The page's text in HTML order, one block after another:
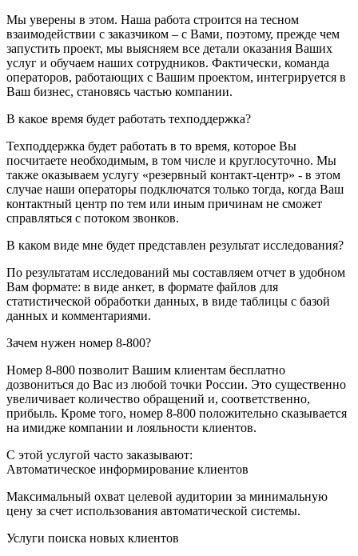
Мы уверены в этом. Наша работа строится на тесном
взаимодействии с заказчиком – с Вами, поэтому, прежде чем
запустить проект, мы выясняем все детали оказания Ваших
услуг и обучаем наших сотрудников. Фактически, команда
операторов, работающих с Вашим проектом, интегрируется в
Ваш бизнес, становясь частью компании.
В какое время будет работать техподдержка?
Техподдержка будет работать в то время, которое Вы
посчитаете необходимым, в том числе и круглосуточно. Мы
также оказываем услугу «резервный контакт-центр» - в этом
случае наши операторы подключатся только тогда, когда Ваш
контактный центр по тем или иным причинам не сможет
справляться с потоком звонков.
В каком виде мне будет представлен результат исследования?
По результатам исследований мы составляем отчет в удобном
Вам формате: в виде анкет, в формате файлов для
статистической обработки данных, в виде таблицы с базой
данных и комментариями.
Зачем нужен номер 8-800?
Номер 8-800 позволит Вашим клиентам бесплатно
дозвониться до Вас из любой точки России. Это существенно
увеличивает количество обращений и, соответственно,
прибыль. Кроме того, номер 8-800 положительно сказывается
на имидже компании и лояльности клиентов.
С этой услугой часто заказывают:
Автоматическое информирование клиентов
Максимальный охват целевой аудитории за минимальную
цену за счет использования автоматической системы.
Услуги поиска новых клиентов